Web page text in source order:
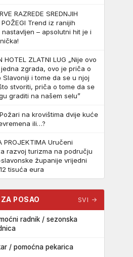
RAZREDE SREDNJIH
POŽEGI Trend iz ranijih
– apsolutni hit je i
HOTEL ZLATNI LUG „Nije ovo
zgrada, ovo je priča o
Slavoniji i tome da se u njoj
stvoriti, priča o tome da se
graditi na našem selu”
na krovištima dvije kuće
ili…?
PROJEKTIMA Uručeni
razvoj turizma na području
županije vrijedni
tisuća eura
POSAO SVI →
radnik / sezonska
/ pomoćna pekarica